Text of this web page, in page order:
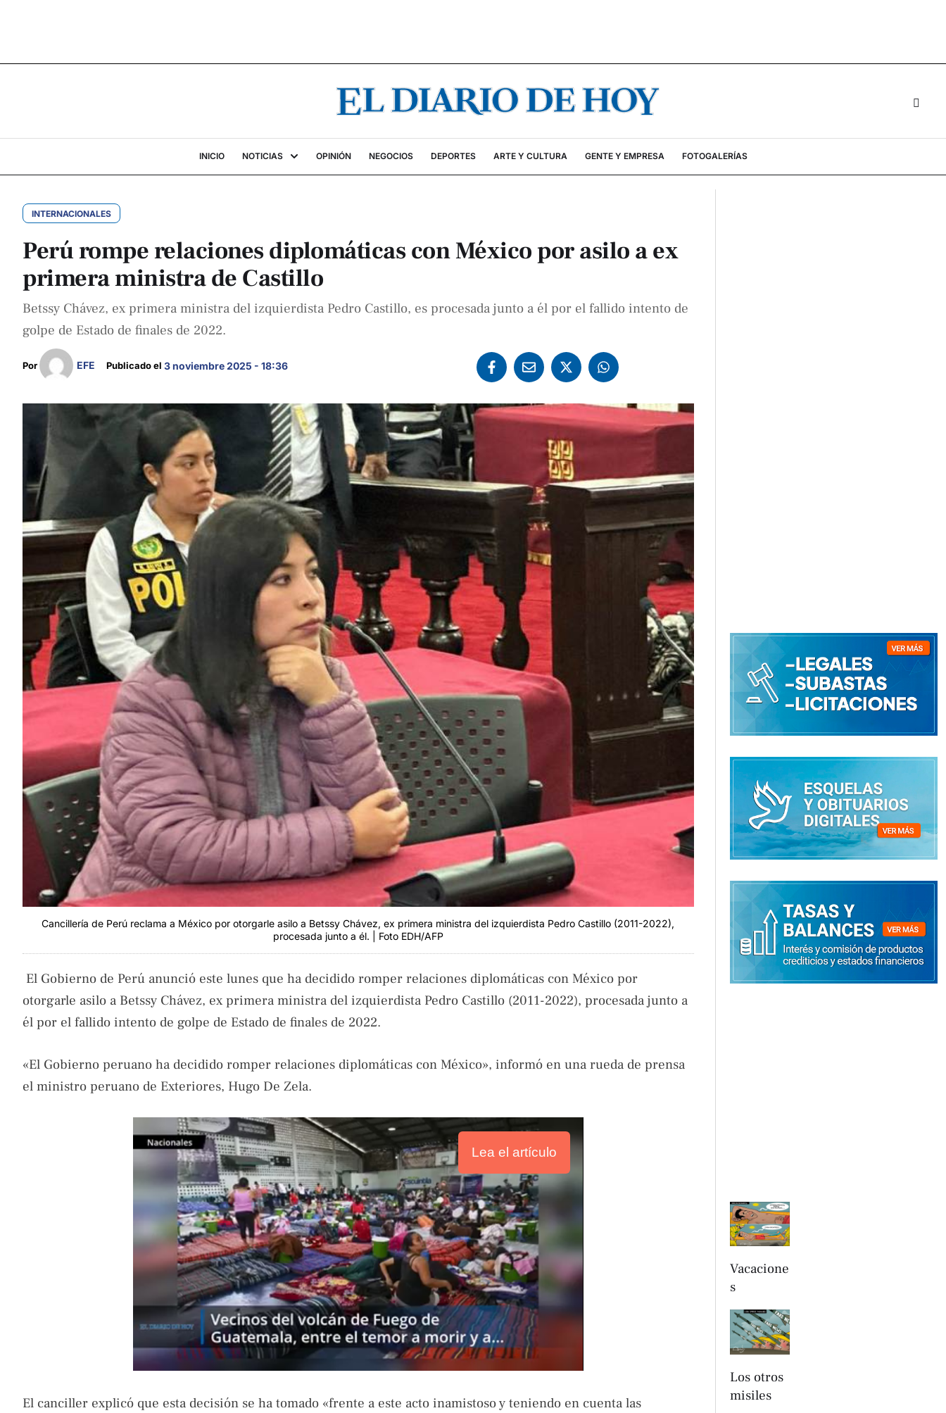
INICIO NOTICIAS OPINIÓN NEGOCIOS DEPORTES ARTE Y CULTURA GENTE Y EMPRESA FOTOGALERÍAS
INTERNACIONALES
Perú rompe relaciones diplomáticas con México por asilo a ex
primera ministra de Castillo
Betssy Chávez, ex primera ministra del izquierdista Pedro Castillo, es procesada junto a él por el fallido intento de
golpe de Estado de finales de 2022.
Por EFE Publicado el 3 noviembre 2025 - 18:36
Cancillería de Perú reclama a México por otorgarle asilo a Betssy Chávez, ex primera ministra del izquierdista Pedro Castillo (2011-2022),
procesada junto a él. | Foto EDH/AFP
El Gobierno de Perú anunció este lunes que ha decidido romper relaciones diplomáticas con México por
otorgarle asilo a Betssy Chávez, ex primera ministra del izquierdista Pedro Castillo (2011-2022), procesada junto a
él por el fallido intento de golpe de Estado de finales de 2022.
«El Gobierno peruano ha decidido romper relaciones diplomáticas con México», informó en una rueda de prensa
el ministro peruano de Exteriores, Hugo De Zela.
Lea el artículo
El canciller explicó que esta decisión se ha tomado «frente a este acto inamistoso y teniendo en cuenta las
Vacacione
s
Los otros
misiles